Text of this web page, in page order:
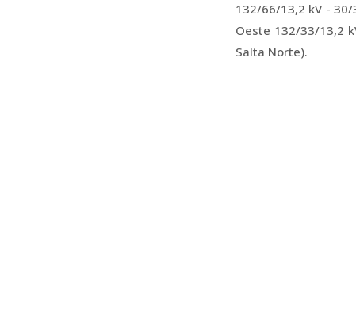
132/66/13,2 kV - 30/
Oeste 132/33/13,2
Salta Norte).